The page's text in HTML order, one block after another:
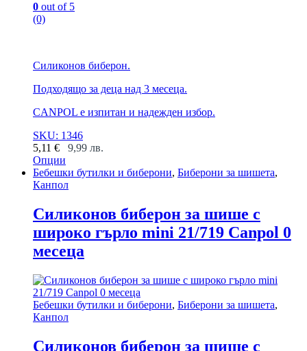
0 out of 5
(0)
Силиконов биберон.
Подходящо за деца над 3 месеца.
CANPOL е изпитан и надежден избор.
SKU: 1346
5,11 € 9,99 лв.
Опции
This
product
multiple
variants.
The
may
chosen
on
the
product
Бебешки бутилки и биберони, Биберони за шишета,
Канпол
Силиконов биберон за шише с
широко гърло mini 21/719 Canpol 0
месеца
Бебешки бутилки и биберони, Биберони за шишета,
Канпол
Силиконов биберон за шише с